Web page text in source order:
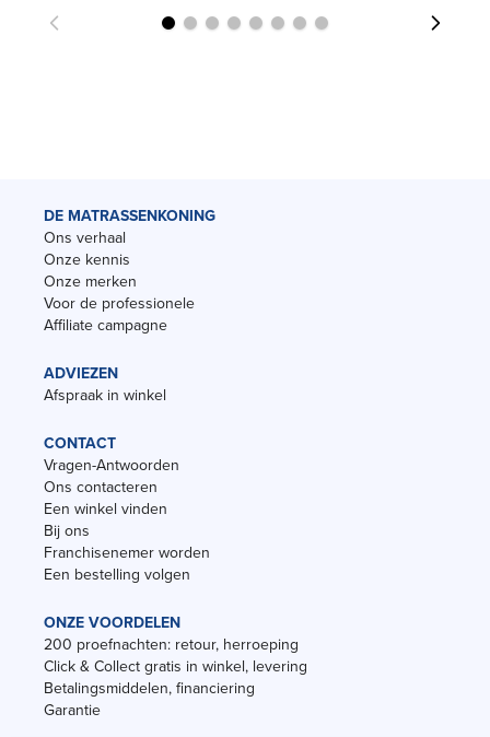
DE MATRASSENKONING
Ons verhaal
Onze kennis
Onze merken
Voor de professionele
Affiliate campagne
ADVIEZEN
Afspraak in winkel
CONTACT
Vragen-Antwoorden
Ons contacteren
Een winkel vinden
Bij ons
Franchisenemer worden
Een bestelling volgen
ONZE VOORDELEN
200 proefnachten: retour, herroeping
Click & Collect gratis in winkel, levering
Betalingsmiddelen, financiering
Garantie